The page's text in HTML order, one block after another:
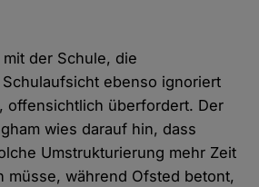
der Schule, die
ebenso ignoriert
offensichtlich überfordert. Der
wies darauf hin, dass
Umstrukturierung mehr Zeit
müsse, während Ofsted betont,